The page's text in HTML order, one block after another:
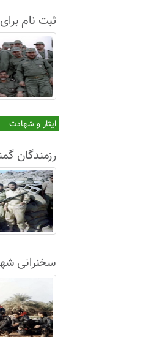
ثبت نام
نجف آباد
ایثار و شهادت
رزمندگان
سخنرانی
غواصان لشکر8+فیلم